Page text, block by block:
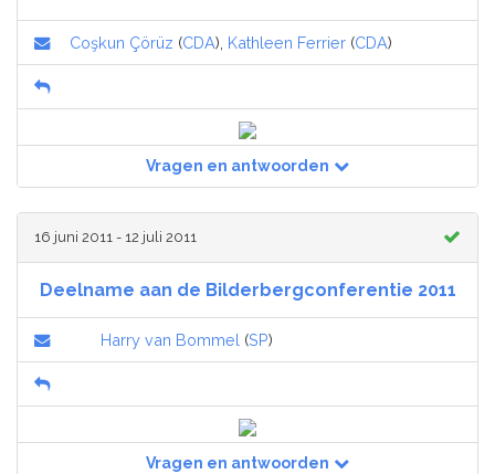
Coşkun Çörüz (CDA), Kathleen Ferrier (CDA)
Vragen en antwoorden
16 juni 2011 - 12 juli 2011
Deelname aan de Bilderbergconferentie 2011
Harry van Bommel (SP)
Vragen en antwoorden